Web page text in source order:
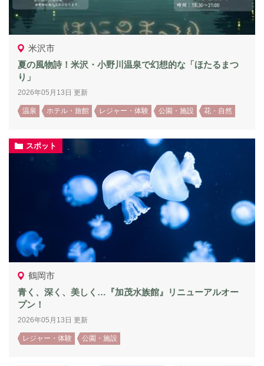
米沢市
夏の風物詩！米沢・小野川温泉で幻想的な「ほたるまつ
り」
2026年05月13日 更新
温泉 ホテル・旅館 レジャー・体験 公園・施設 花・自然
スポット
鶴岡市
青く、深く、美しく…『加茂水族館』リニューアルオー
プン！
2026年05月13日 更新
レジャー・体験 公園・施設